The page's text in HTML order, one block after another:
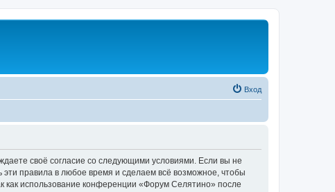
Вход
своё согласие со следующими условиями. Если вы не
правила в любое время и сделаем всё возможное, чтобы
как использование конференции «Форум Селятино» после